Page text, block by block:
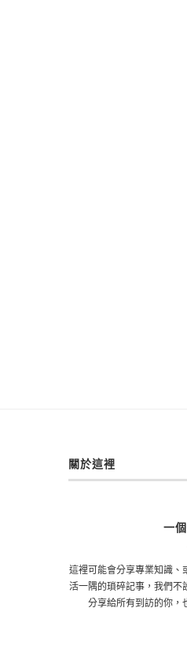
關於這裡
一
這裡可能會分享專業知識、
活一隅的瑣碎記事，我們不
分享給所有到訪的你，